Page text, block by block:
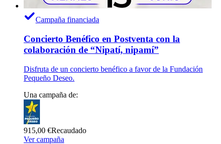
Campaña financiada
Concierto Benéfico en Postventa con la
colaboración de “Nipatí, nipamí”
Disfruta de un concierto benéfico a favor de la Fundación
Pequeño Deseo.
Una campaña de:
915,00 €Recaudado
Ver campaña